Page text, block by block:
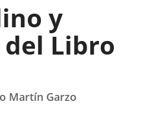
y
del Libro
Martín Garzo